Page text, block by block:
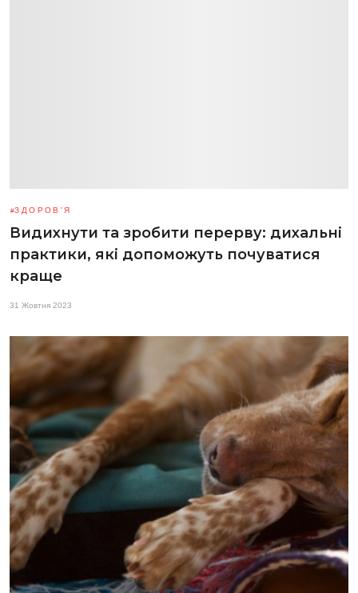
ЗДОРОВ'Я
Видихнути та зробити перерву: дихальні
практики, які допоможуть почуватися
краще
31 Жовтня 2023